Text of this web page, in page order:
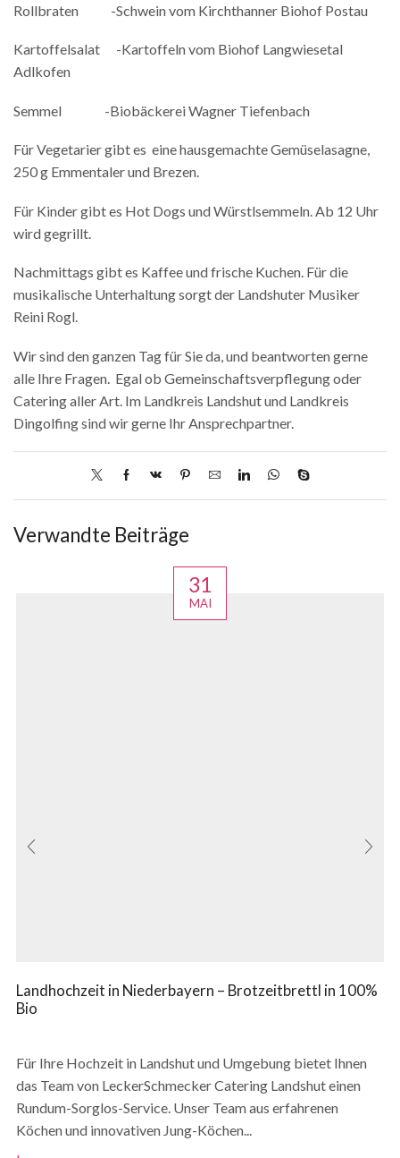
Rollbraten -Schwein vom Kirchthanner Biohof Postau
Kartoffelsalat -Kartoffeln vom Biohof Langwiesetal
Adlkofen
Semmel -Biobäckerei Wagner Tiefenbach
Für Vegetarier gibt es eine hausgemachte Gemüselasagne,
250 g Emmentaler und Brezen.
Für Kinder gibt es Hot Dogs und Würstlsemmeln. Ab 12 Uhr
wird gegrillt.
Nachmittags gibt es Kaffee und frische Kuchen. Für die
musikalische Unterhaltung sorgt der Landshuter Musiker
Reini Rogl.
Wir sind den ganzen Tag für Sie da, und beantworten gerne
alle Ihre Fragen. Egal ob Gemeinschaftsverpflegung oder
Catering aller Art. Im Landkreis Landshut und Landkreis
Dingolfing sind wir gerne Ihr Ansprechpartner.
Verwandte Beiträge
31
MAI
Landhochzeit in Niederbayern – Brotzeitbrettl in 100%
Bio
Für Ihre Hochzeit in Landshut und Umgebung bietet Ihnen
das Team von LeckerSchmecker Catering Landshut einen
Rundum-Sorglos-Service. Unser Team aus erfahrenen
Köchen und innovativen Jung-Köchen...